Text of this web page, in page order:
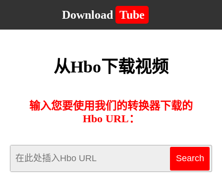
Download Tube
从Hbo下载视频
输入您要使用我们的转换器下载的
Hbo URL：